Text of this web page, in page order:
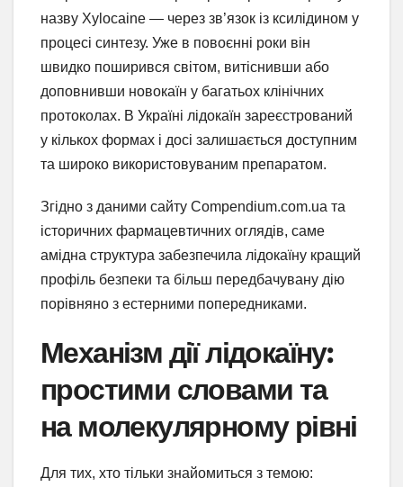
назву Xylocaine — через зв’язок із ксилідином у
процесі синтезу. Уже в повоєнні роки він
швидко поширився світом, витіснивши або
доповнивши новокаїн у багатьох клінічних
протоколах. В Україні лідокаїн зареєстрований
у кількох формах і досі залишається доступним
та широко використовуваним препаратом.
Згідно з даними сайту Compendium.com.ua та
історичних фармацевтичних оглядів, саме
амідна структура забезпечила лідокаїну кращий
профіль безпеки та більш передбачувану дію
порівняно з естерними попередниками.
Механізм дії лідокаїну:
простими словами та
на молекулярному рівні
Для тих, хто тільки знайомиться з темою: